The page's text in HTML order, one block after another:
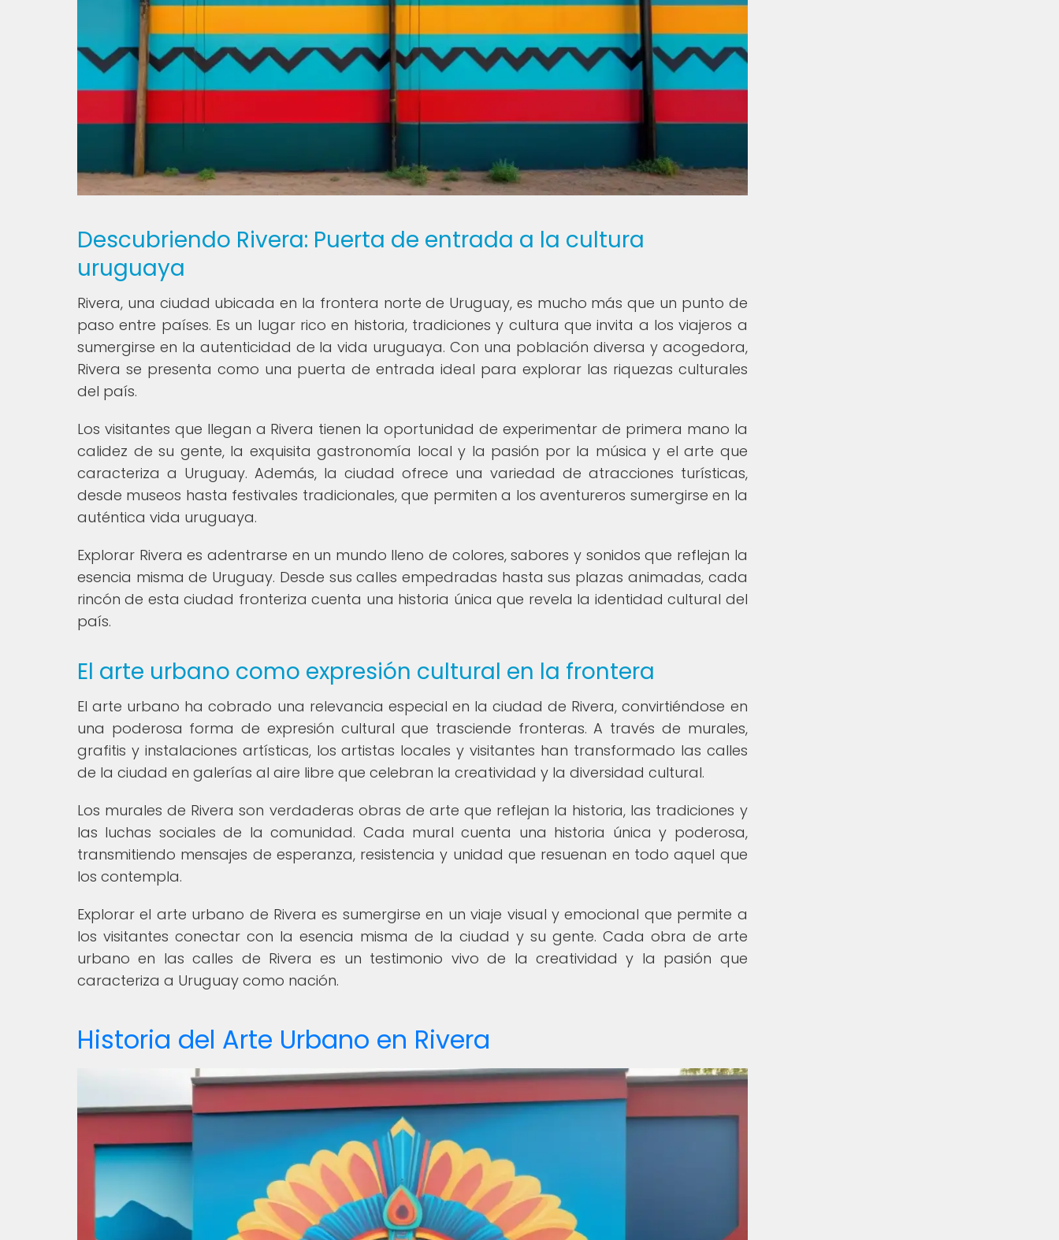
Descubriendo Rivera: Puerta de entrada a la cultura
uruguaya
Rivera, una ciudad ubicada en la frontera norte de Uruguay, es mucho más que un punto de
paso entre países. Es un lugar rico en historia, tradiciones y cultura que invita a los viajeros a
sumergirse en la autenticidad de la vida uruguaya. Con una población diversa y acogedora,
Rivera se presenta como una puerta de entrada ideal para explorar las riquezas culturales
del país.
Los visitantes que llegan a Rivera tienen la oportunidad de experimentar de primera mano la
calidez de su gente, la exquisita gastronomía local y la pasión por la música y el arte que
caracteriza a Uruguay. Además, la ciudad ofrece una variedad de atracciones turísticas,
desde museos hasta festivales tradicionales, que permiten a los aventureros sumergirse en la
auténtica vida uruguaya.
Explorar Rivera es adentrarse en un mundo lleno de colores, sabores y sonidos que reflejan la
esencia misma de Uruguay. Desde sus calles empedradas hasta sus plazas animadas, cada
rincón de esta ciudad fronteriza cuenta una historia única que revela la identidad cultural del
país.
El arte urbano como expresión cultural en la frontera
El arte urbano ha cobrado una relevancia especial en la ciudad de Rivera, convirtiéndose en
una poderosa forma de expresión cultural que trasciende fronteras. A través de murales,
grafitis y instalaciones artísticas, los artistas locales y visitantes han transformado las calles
de la ciudad en galerías al aire libre que celebran la creatividad y la diversidad cultural.
Los murales de Rivera son verdaderas obras de arte que reflejan la historia, las tradiciones y
las luchas sociales de la comunidad. Cada mural cuenta una historia única y poderosa,
transmitiendo mensajes de esperanza, resistencia y unidad que resuenan en todo aquel que
los contempla.
Explorar el arte urbano de Rivera es sumergirse en un viaje visual y emocional que permite a
los visitantes conectar con la esencia misma de la ciudad y su gente. Cada obra de arte
urbano en las calles de Rivera es un testimonio vivo de la creatividad y la pasión que
caracteriza a Uruguay como nación.
Historia del Arte Urbano en Rivera